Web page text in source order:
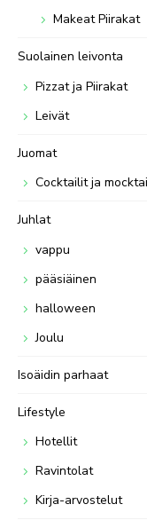
Makeat Piirakat
Suolainen leivonta
Pizzat ja Piirakat
Leivät
Juomat
Cocktailit ja
Juhlat
vappu
pääsiäinen
halloween
Joulu
Isoäidin parhaat
Lifestyle
Hotellit
Ravintolat
Kirja-arvostelut